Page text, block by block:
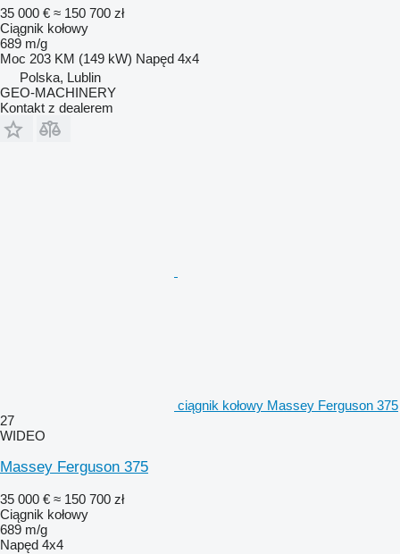
35 000 € ≈ 150 700 zł
Ciągnik kołowy
689 m/g
Moc 203 KM (149 kW) Napęd 4x4
Polska, Lublin
GEO-MACHINERY
Kontakt z dealerem
ciągnik kołowy Massey Ferguson 375
27
WIDEO
Massey Ferguson 375
35 000 € ≈ 150 700 zł
Ciągnik kołowy
689 m/g
Napęd 4x4